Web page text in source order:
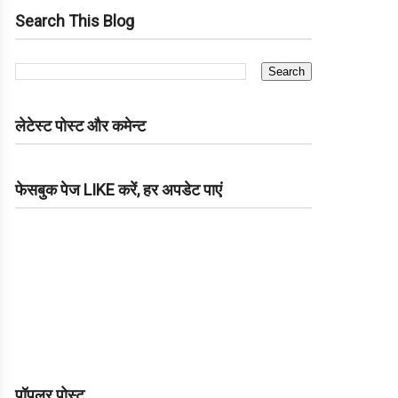
Search This Blog
लेटेस्ट पोस्ट और कमेन्ट
फेसबुक पेज LIKE करें, हर अपडेट पाएं